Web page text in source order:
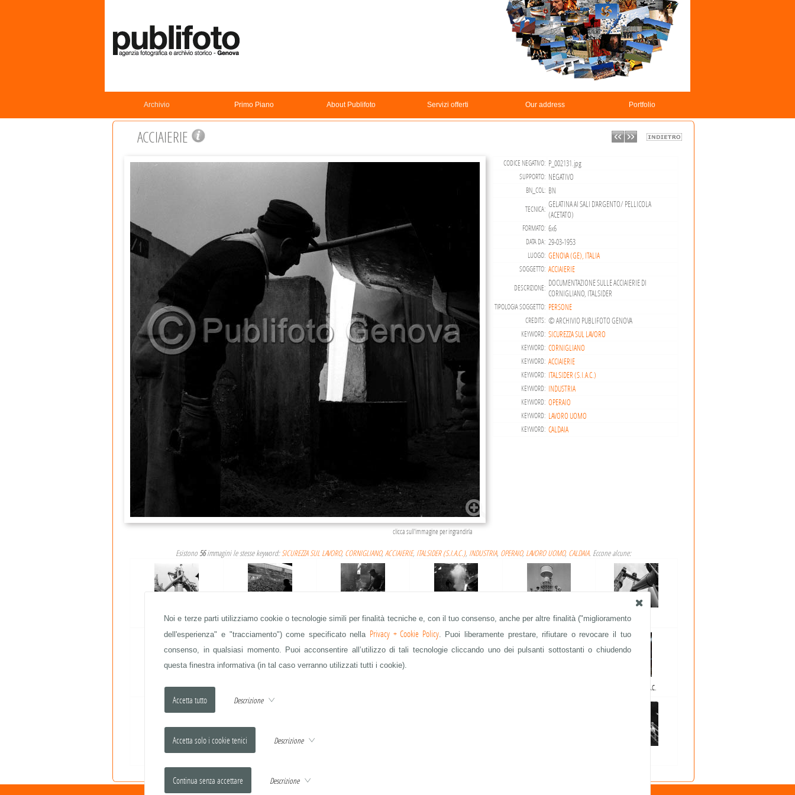
Noi e terze parti utilizziamo cookie o tecnologie simili per finalità tecniche e, con il tuo consenso, anche per altre finalità ("miglioramento
dell'esperienza" e "tracciamento") come specificato nella Privacy + Cookie Policy. Puoi liberamente prestare, rifiutare o revocare il tuo
consenso, in qualsiasi momento. Puoi acconsentire all’utilizzo di tali tecnologie cliccando uno dei pulsanti sottostanti o chiudendo
questa finestra informativa (in tal caso verranno utilizzati tutti i cookie).
Descrizione
Descrizione
Descrizione
Archivio Primo Piano About Publifoto Servizi offerti Our address Portfolio
ACCIAIERIE
clicca sull'immagine per ingrandirla
CODICE NEGATIVO: P_002131.jpg
SUPPORTO: NEGATIVO
BN_COL: BN
TECNICA: GELATINA AI SALI D'ARGENTO/ PELLICOLA
(ACETATO)
FORMATO: 6x6
DATA DA: 29-03-1953
LUOGO: GENOVA (GE), ITALIA
SOGGETTO: ACCIAIERIE
DESCRIZIONE: DOCUMENTAZIONE SULLE ACCIAIERIE DI
CORNIGLIANO, ITALSIDER
TIPOLOGIA SOGGETTO: PERSONE
CREDITS: © ARCHIVIO PUBLIFOTO GENOVA
KEYWORD: SICUREZZA SUL LAVORO
KEYWORD: CORNIGLIANO
KEYWORD: ACCIAIERIE
KEYWORD: ITALSIDER (S.I.A.C.)
KEYWORD: INDUSTRIA
KEYWORD: OPERAIO
KEYWORD: LAVORO UOMO
KEYWORD: CALDAIA
Esistono56immagini le stesse keyword:SICUREZZA SUL LAVORO, CORNIGLIANO, ACCIAIERIE, ITALSIDER (S.I.A.C.), INDUSTRIA, OPERAIO, LAVORO UOMO, CALDAIA. Eccone alcune:
ACCIAIERIE ACCIAIERIE ACCIAIERIE ACCIAIERIE ACCIAIERIE ACCIAIERIE
ACCIAIERIE ITALSIDER- S.I.A.C.